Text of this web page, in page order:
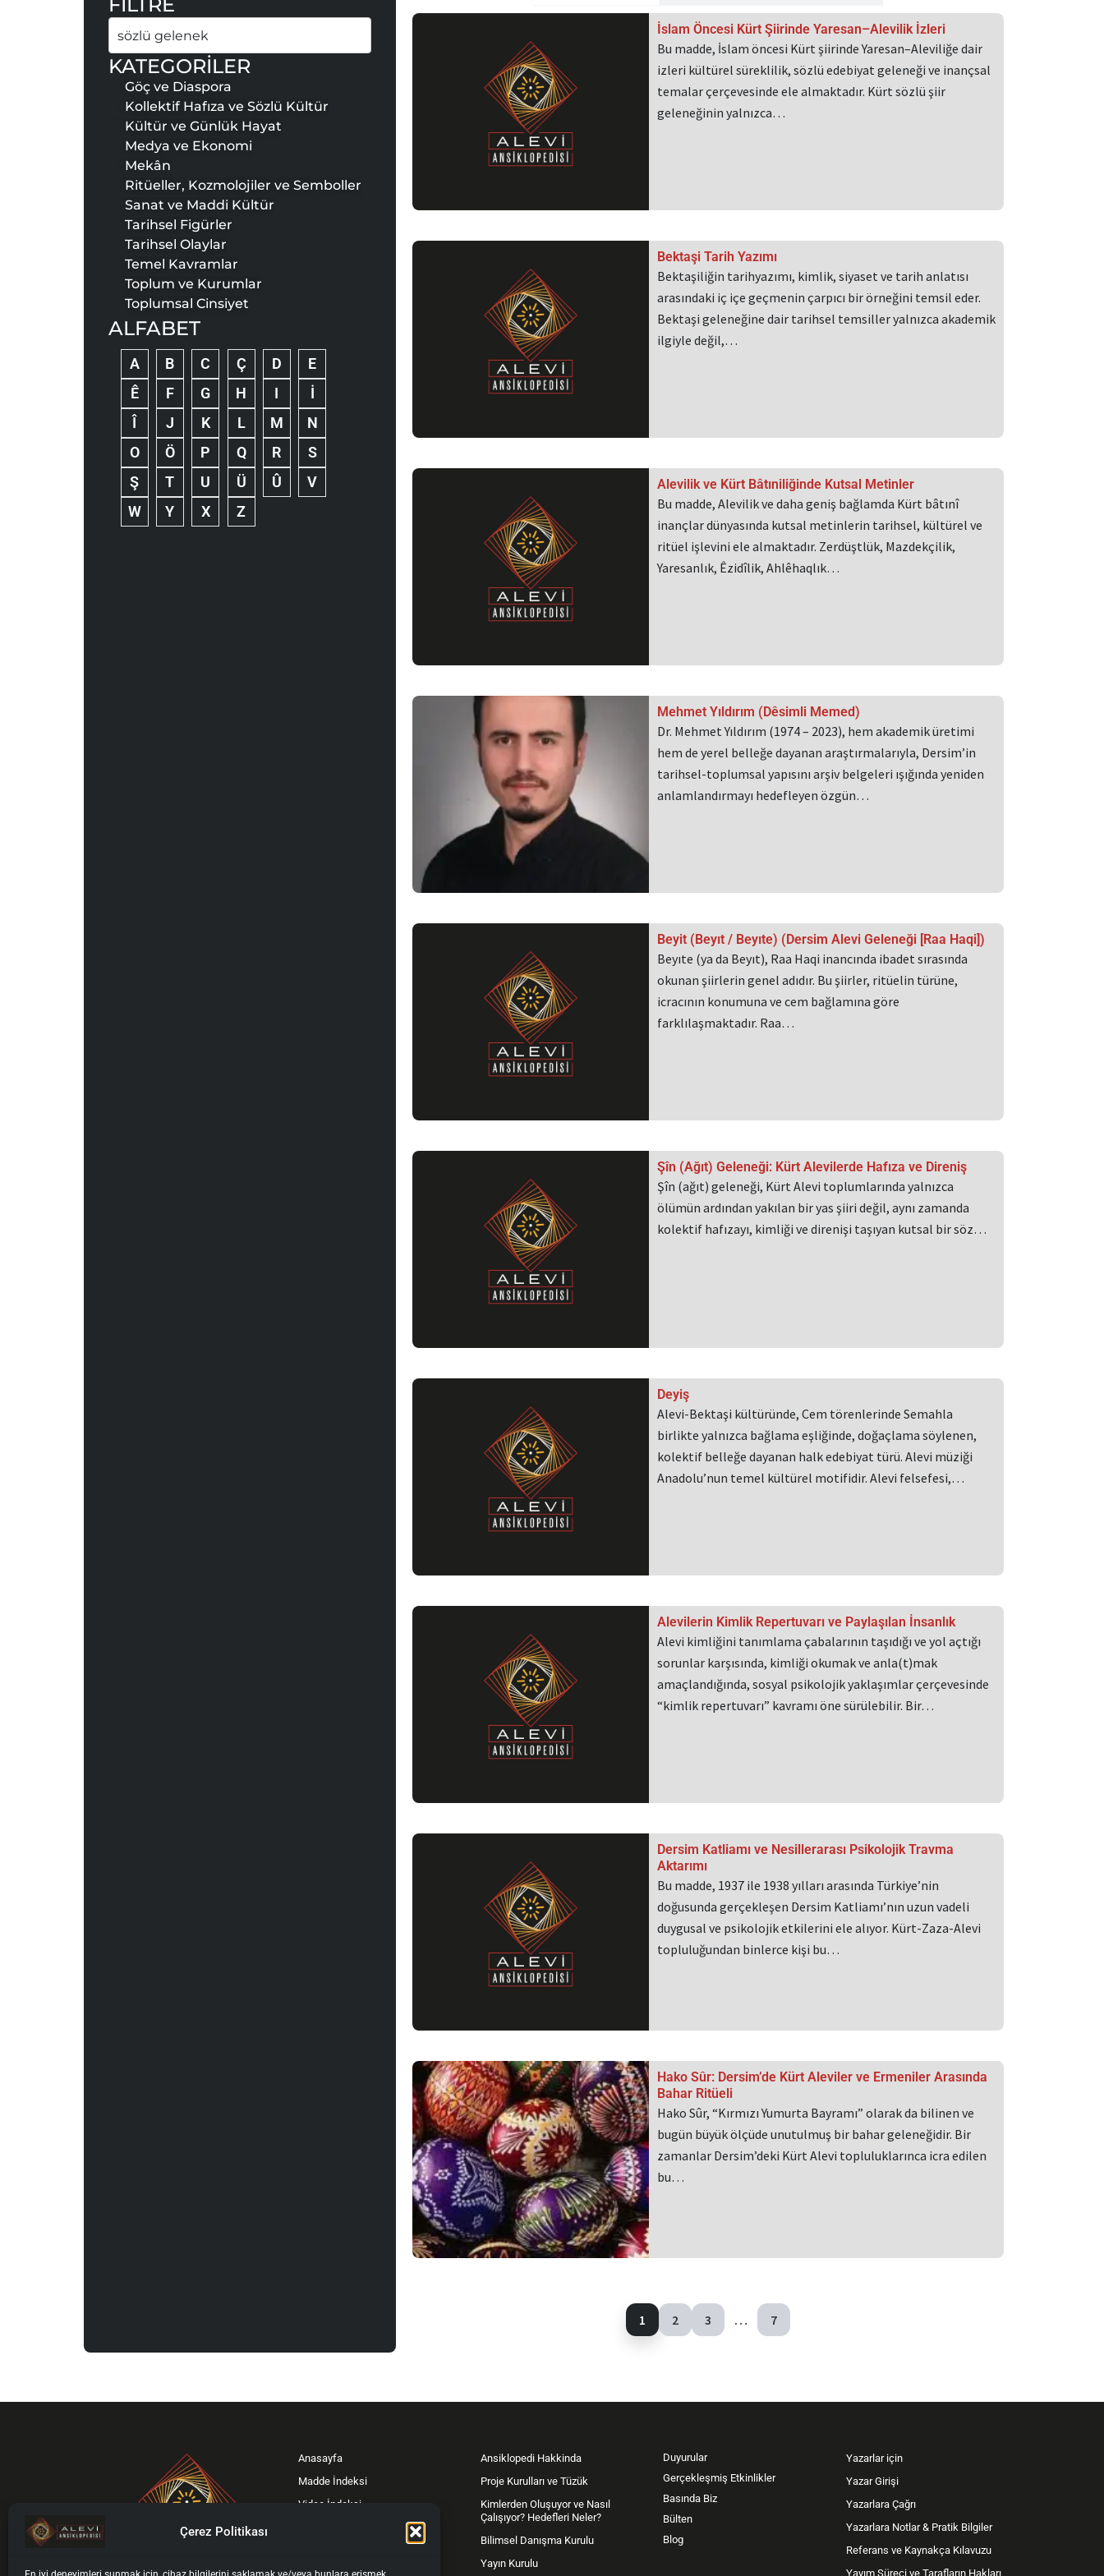
Çerez Politikası
KATEGORİLER
Göç ve Diaspora
Kollektif Hafıza ve Sözlü Kültür
Kültür ve Günlük Hayat
Medya ve Ekonomi
Mekân
Ritüeller, Kozmolojiler ve Semboller
Sanat ve Maddi Kültür
Tarihsel Figürler
Tarihsel Olaylar
Temel Kavramlar
Toplum ve Kurumlar
Toplumsal Cinsiyet
ALFABET
A B C Ç D
E
Ê
F G H I
İ
Î
J K L M
N
O
Ö P Q R
S
Ş
T U Ü Û
V
W
Y X Z
İslam Öncesi Kürt Şiirinde Yaresan–Alevilik İzleri
Bu madde, İslam öncesi Kürt şiirinde Yaresan–Aleviliğe dair
izleri kültürel süreklilik, sözlü edebiyat geleneği ve inançsal
temalar çerçevesinde ele almaktadır. Kürt sözlü şiir
geleneğinin yalnızca…
Bektaşi Tarih Yazımı
Bektaşiliğin tarihyazımı, kimlik, siyaset ve tarih anlatısı
arasındaki iç içe geçmenin çarpıcı bir örneğini temsil eder.
Bektaşi geleneğine dair tarihsel temsiller yalnızca akademik
ilgiyle değil,…
Alevilik ve Kürt Bâtıniliğinde Kutsal Metinler
Bu madde, Alevilik ve daha geniş bağlamda Kürt bâtınî
inançlar dünyasında kutsal metinlerin tarihsel, kültürel ve
ritüel işlevini ele almaktadır. Zerdüştlük, Mazdekçilik,
Yaresanlık, Êzidîlik, Ahlêhaqlık…
Mehmet Yıldırım (Dêsimli Memed)
Dr. Mehmet Yıldırım (1974 – 2023), hem akademik üretimi
hem de yerel belleğe dayanan araştırmalarıyla, Dersim’in
tarihsel-toplumsal yapısını arşiv belgeleri ışığında yeniden
anlamlandırmayı hedefleyen özgün…
Beyit (Beyıt / Beyıte) (Dersim Alevi Geleneği [Raa Haqi])
Beyıte (ya da Beyıt), Raa Haqi inancında ibadet sırasında
okunan şiirlerin genel adıdır. Bu şiirler, ritüelin türüne,
icracının konumuna ve cem bağlamına göre
farklılaşmaktadır. Raa…
Şîn (Ağıt) Geleneği: Kürt Alevilerde Hafıza ve Direniş
Şîn (ağıt) geleneği, Kürt Alevi toplumlarında yalnızca
ölümün ardından yakılan bir yas şiiri değil, aynı zamanda
kolektif hafızayı, kimliği ve direnişi taşıyan kutsal bir söz…
Deyiş
Alevi-Bektaşi kültüründe, Cem törenlerinde Semahla
birlikte yalnızca bağlama eşliğinde, doğaçlama söylenen,
kolektif belleğe dayanan halk edebiyat türü. Alevi müziği
Anadolu’nun temel kültürel motifidir. Alevi felsefesi,…
Alevilerin Kimlik Repertuvarı ve Paylaşılan İnsanlık
Alevi kimliğini tanımlama çabalarının taşıdığı ve yol açtığı
sorunlar karşısında, kimliği okumak ve anla(t)mak
amaçlandığında, sosyal psikolojik yaklaşımlar çerçevesinde
“kimlik repertuvarı” kavramı öne sürülebilir. Bir…
Dersim Katliamı ve Nesillerarası Psikolojik Travma
Aktarımı
Bu madde, 1937 ile 1938 yılları arasında Türkiye’nin
doğusunda gerçekleşen Dersim Katliamı’nın uzun vadeli
duygusal ve psikolojik etkilerini ele alıyor. Kürt-Zaza-Alevi
topluluğundan binlerce kişi bu…
Hako Sûr: Dersim’de Kürt Aleviler ve Ermeniler Arasında
Bahar Ritüeli
Hako Sûr, “Kırmızı Yumurta Bayramı” olarak da bilinen ve
bugün büyük ölçüde unutulmuş bir bahar geleneğidir. Bir
zamanlar Dersim’deki Kürt Alevi topluluklarınca icra edilen
bu…
Sayfa
1
Sayfa
2
Sayfa
3 …
Sayfa
7
Anasayfa
Madde İndeksi
Video İndeksi
İletişim
Ansiklopedi Hakkinda
Proje Kurulları ve Tüzük
Kimlerden Oluşuyor ve Nasıl
Çalışıyor? Hedefleri Neler?
Bilimsel Danışma Kurulu
Yayın Kurulu
Duyurular
Gerçekleşmiş Etkinlikler
Basında Biz
Bülten
Blog
Yazarlar için
Yazar Girişi
Yazarlara Çağrı
Yazarlara Notlar & Pratik Bilgiler
Referans ve Kaynakça Kılavuzu
Yayım Süreci ve Tarafların Hakları